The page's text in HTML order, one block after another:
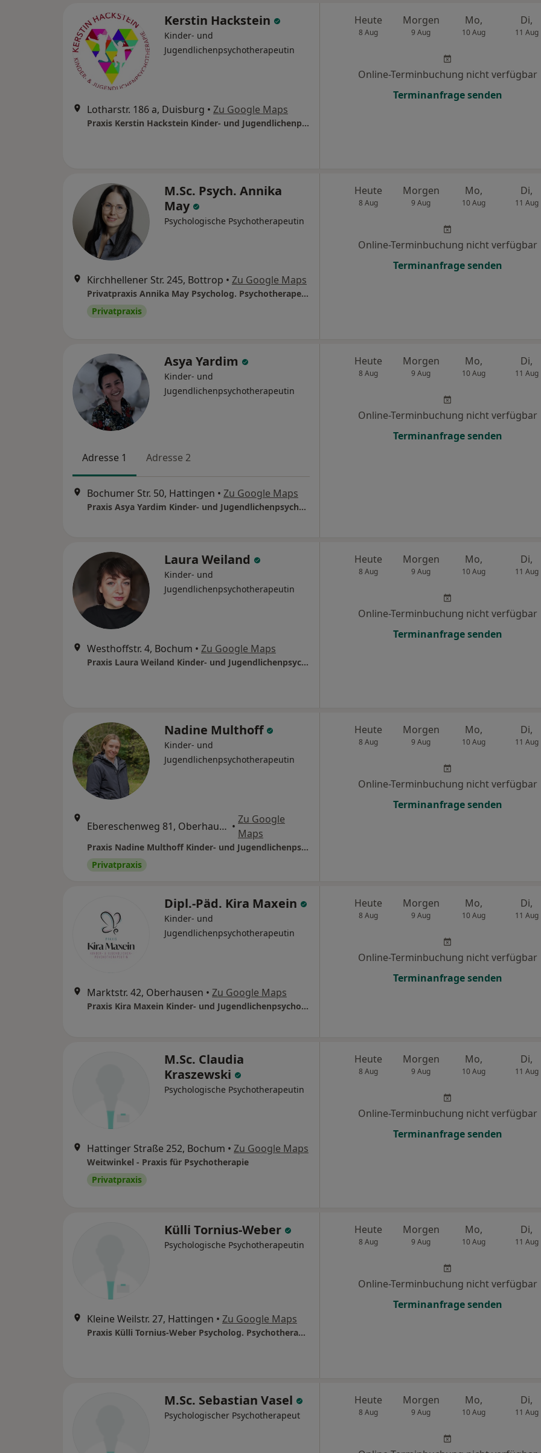
Kerstin Hackstein
Kinder- und
Jugendlichenpsychotherapeutin
Lotharstr. 186 a, Duisburg • Zu Google Maps
Praxis Kerstin Hackstein Kinder- und Jugendlichenpsychotherapeutin
Heute
8 Aug
Morgen
9 Aug
Mo,
10 Aug
Di,
11 Aug
Online-Terminbuchung nicht verfügbar
Terminanfrage senden
M.Sc. Psych. Annika
May
Psychologische Psychotherapeutin
Kirchhellener Str. 245, Bottrop • Zu Google Maps
Privatpraxis Annika May Psycholog. Psychotherapeutin
Privatpraxis
Heute
8 Aug
Morgen
9 Aug
Mo,
10 Aug
Di,
11 Aug
Online-Terminbuchung nicht verfügbar
Terminanfrage senden
Asya Yardim
Kinder- und
Jugendlichenpsychotherapeutin
Adresse 1 Adresse 2
Bochumer Str. 50, Hattingen • Zu Google Maps
Praxis Asya Yardim Kinder- und Jugendlichenpsychotherapeutin
Heute
8 Aug
Morgen
9 Aug
Mo,
10 Aug
Di,
11 Aug
Online-Terminbuchung nicht verfügbar
Terminanfrage senden
Laura Weiland
Kinder- und
Jugendlichenpsychotherapeutin
Westhoffstr. 4, Bochum • Zu Google Maps
Praxis Laura Weiland Kinder- und Jugendlichenpsychotherapeutin
Heute
8 Aug
Morgen
9 Aug
Mo,
10 Aug
Di,
11 Aug
Online-Terminbuchung nicht verfügbar
Terminanfrage senden
Nadine Multhoff
Kinder- und
Jugendlichenpsychotherapeutin
Ebereschenweg 81, Oberhausen •
Zu Google
Maps
Praxis Nadine Multhoff Kinder- und Jugendlichenpsychotherapeutin
Privatpraxis
Heute
8 Aug
Morgen
9 Aug
Mo,
10 Aug
Di,
11 Aug
Online-Terminbuchung nicht verfügbar
Terminanfrage senden
Dipl.-Päd. Kira Maxein
Kinder- und
Jugendlichenpsychotherapeutin
Marktstr. 42, Oberhausen • Zu Google Maps
Praxis Kira Maxein Kinder- und Jugendlichenpsychotherapeutin
Heute
8 Aug
Morgen
9 Aug
Mo,
10 Aug
Di,
11 Aug
Online-Terminbuchung nicht verfügbar
Terminanfrage senden
M.Sc. Claudia
Kraszewski
Psychologische Psychotherapeutin
Hattinger Straße 252, Bochum • Zu Google Maps
Weitwinkel - Praxis für Psychotherapie
Privatpraxis
Heute
8 Aug
Morgen
9 Aug
Mo,
10 Aug
Di,
11 Aug
Online-Terminbuchung nicht verfügbar
Terminanfrage senden
Külli Tornius-Weber
Psychologische Psychotherapeutin
Kleine Weilstr. 27, Hattingen • Zu Google Maps
Praxis Külli Tornius-Weber Psycholog. Psychotherapeutin
Heute
8 Aug
Morgen
9 Aug
Mo,
10 Aug
Di,
11 Aug
Online-Terminbuchung nicht verfügbar
Terminanfrage senden
M.Sc. Sebastian Vasel
Psychologischer Psychotherapeut
Heute
8 Aug
Morgen
9 Aug
Mo,
10 Aug
Di,
11 Aug